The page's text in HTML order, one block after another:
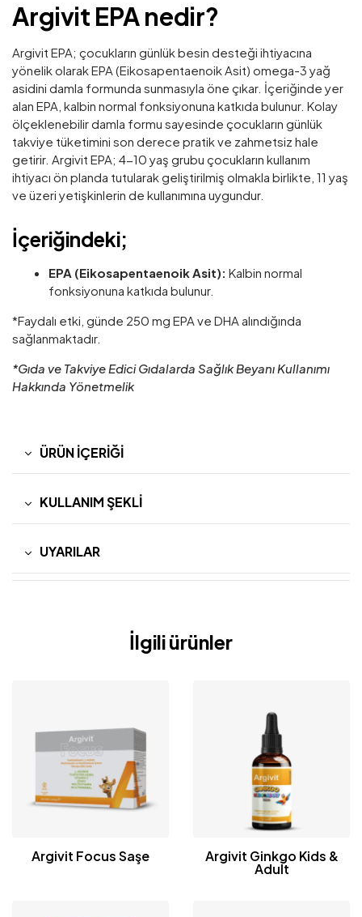
Argivit EPA nedir?
Argivit EPA; çocukların günlük besin desteği ihtiyacına
yönelik olarak EPA (Eikosapentaenoik Asit) omega-3 yağ
asidini damla formunda sunmasıyla öne çıkar. İçeriğinde yer
alan EPA, kalbin normal fonksiyonuna katkıda bulunur. Kolay
ölçeklenebilir damla formu sayesinde çocukların günlük
takviye tüketimini son derece pratik ve zahmetsiz hale
getirir. Argivit EPA; 4-10 yaş grubu çocukların kullanım
ihtiyacı ön planda tutularak geliştirilmiş olmakla birlikte, 11 yaş
ve üzeri yetişkinlerin de kullanımına uygundur.
İçeriğindeki;
EPA (Eikosapentaenoik Asit): Kalbin normal
fonksiyonuna katkıda bulunur.
*Faydalı etki, günde 250 mg EPA ve DHA alındığında
sağlanmaktadır.
*Gıda ve Takviye Edici Gıdalarda Sağlık Beyanı Kullanımı
Hakkında Yönetmelik
ÜRÜN İÇERIĞI
KULLANIM ŞEKLI
UYARILAR
İlgili ürünler
Argivit Focus Saşe Argivit Ginkgo Kids &
Adult